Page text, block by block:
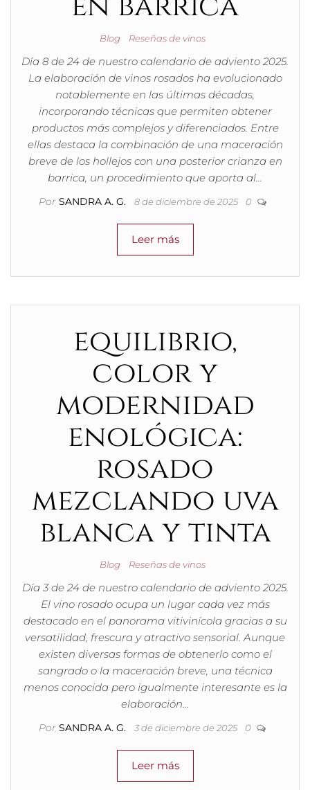
Blog Reseñas de vinos
Día 8 de 24 de nuestro calendario de adviento 2025.
La elaboración de vinos rosados ha evolucionado
notablemente en las últimas décadas,
incorporando técnicas que permiten obtener
productos más complejos y diferenciados. Entre
ellas destaca la combinación de una maceración
breve de los hollejos con una posterior crianza en
barrica, un procedimiento que aporta al…
Por SANDRA A. G. 8 de diciembre de 2025 0
Leer más
equilibrio,
color y
modernidad
enológica:
rosado
mezclando uva
blanca y tinta
Blog Reseñas de vinos
Día 3 de 24 de nuestro calendario de adviento 2025.
El vino rosado ocupa un lugar cada vez más
destacado en el panorama vitivinícola gracias a su
versatilidad, frescura y atractivo sensorial. Aunque
existen diversas formas de obtenerlo como el
sangrado o la maceración breve, una técnica
menos conocida pero igualmente interesante es la
elaboración…
Por SANDRA A. G. 3 de diciembre de 2025 0
Leer más